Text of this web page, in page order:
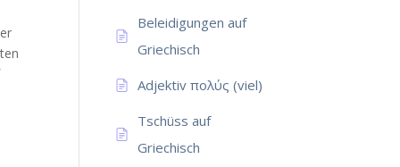
Beleidigungen auf
Griechisch
Adjektiv πολύς (viel)
Tschüss auf
Griechisch